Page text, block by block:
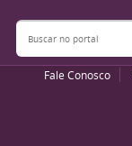
Buscar no portal
Fale Conosco